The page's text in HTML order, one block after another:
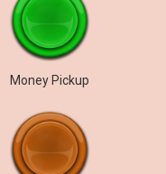
Money Pickup